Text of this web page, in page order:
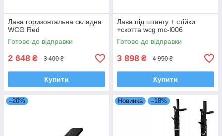
Лава горизонтальна складна
WCG Red
Готово до відправки
2 648 ₴ 3 400 ₴
Купити
Лава під штангу + стійки
+скотта wcg mc-l006
Готово до відправки
3 898 ₴ 4 950 ₴
Купити
–20% Новинка –18%